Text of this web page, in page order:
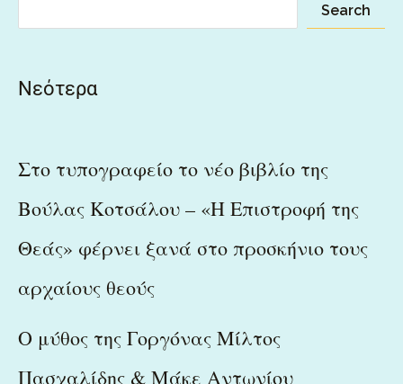
Search
Νεότερα
Στο τυπογραφείο το νέο βιβλίο της
Βούλας Κοτσάλου – «Η Επιστροφή της
Θεάς» φέρνει ξανά στο προσκήνιο τους
αρχαίους θεούς
Ο μύθος της Γοργόνας Μίλτος
Πασχαλίδης & Μάκε Αντωνίου